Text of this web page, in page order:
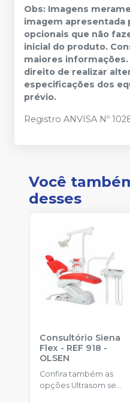
Obs: Imagens
imagem apresentada
opcionais que não
inicial do produto.
maiores
direito de realizar
especificações dos
prévio.
Registro ANVISA Nº
Você
desses
Consultório Siena
Flex - REF 918 -
OLSEN
Confira também as
opções Ultrasom sem